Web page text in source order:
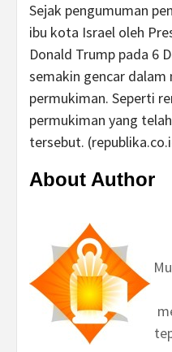
Sejak pengumuman
ibu kota Israel oleh
Donald Trump pada 6
semakin gencar dalam
permukiman. Seperti
permukiman yang
tersebut.
About Author